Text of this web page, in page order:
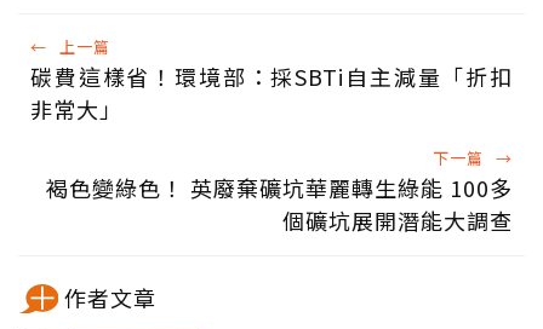
← 上一篇
碳費這樣省！環境部：採SBTi自主減量「折扣
非常大」
下一篇 →
褐色變綠色！ 英廢棄礦坑華麗轉生綠能 100多
個礦坑展開潛能大調查
作者文章